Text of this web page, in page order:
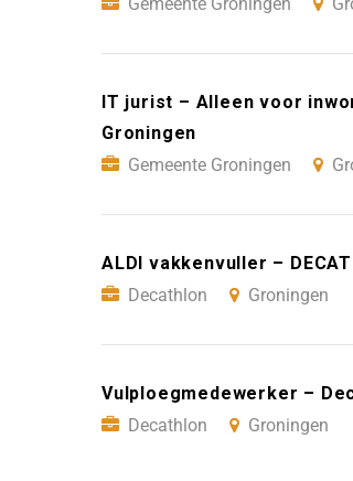
Gemeente Groningen
IT jurist – Alleen voor
Groningen
Gemeente Groningen
ALDI vakkenvuller –
Decathlon
Groningen
Vulploegmedewerker –
Decathlon
Groningen